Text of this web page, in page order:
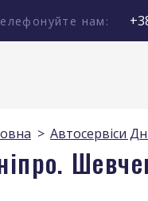
нам:
Автосервіси